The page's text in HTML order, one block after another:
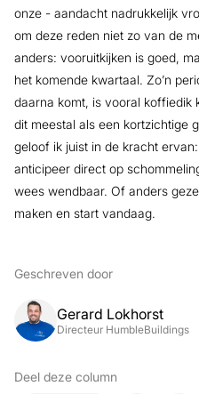
onze - aandacht nadrukkelijk
om deze reden niet zo van de
anders: vooruitkijken is goed,
het komende kwartaal. Zo’n
daarna komt, is vooral koffiedik
dit meestal als een kortzichtige
geloof ik juist in de kracht
anticipeer direct op
wees wendbaar. Of anders
maken en start vandaag.
Geschreven door
Gerard Lokhorst
Directeur HumbleBuildings
Deel deze column